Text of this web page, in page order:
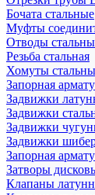
Бочата стальные
Муфты
Отводы
Резьба стальная
Хомуты
Запорная
Задвижки
Задвижки
Задвижки
Задвижки
Запорная
Затворы
Клапаны